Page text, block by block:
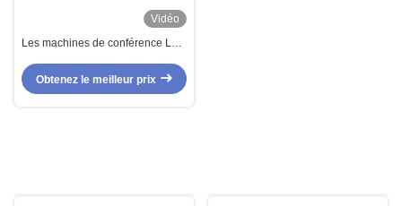
Vidéo
Les machines de conférence LED
Obtenez le meilleur prix